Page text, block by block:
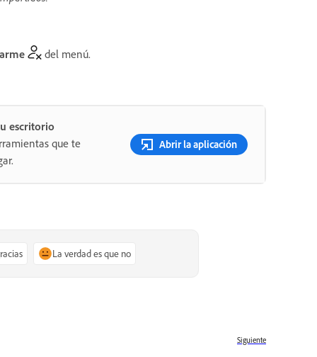
del menú.
escritorio
que te
Abrir la aplicación
La verdad es que no
Siguiente